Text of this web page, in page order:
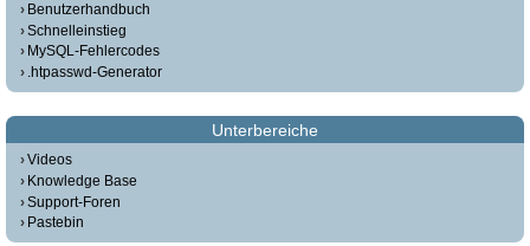
Benutzerhandbuch
Schnelleinstieg
MySQL-Fehlercodes
.htpasswd-Generator
Unterbereiche
Videos
Knowledge Base
Support-Foren
Pastebin